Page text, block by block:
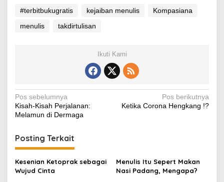
c
e
k
tt
er
ail at
s
p
p
er p
k
e
ar
#terbitbukugratis kejaiban menulis
Kompasiana
menulis
takdirtulisan
Ikuti Kami
Navigasi
pos
Pos sebelumnya
Kisah-Kisah Perjalanan:
Melamun di Dermaga
Pos berikutnya
Ketika Corona Hengkang !?
Posting Terkait
Kesenian Ketoprak sebagai
Wujud Cinta
Menulis Itu Sepert Makan
Nasi Padang, Mengapa?